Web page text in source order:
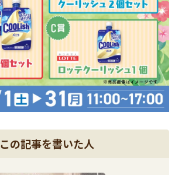
この記事を書いた人